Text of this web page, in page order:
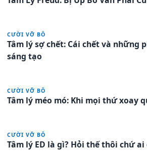
CƯỜI VỠ BÔ
Tâm lý sợ chết: Cái chết và những
sáng tạo
CƯỜI VỠ BÔ
Tâm lý méo mó: Khi mọi thứ xoay
CƯỜI VỠ BÔ
Tâm lý ED là gì? Hỏi thế thôi chứ